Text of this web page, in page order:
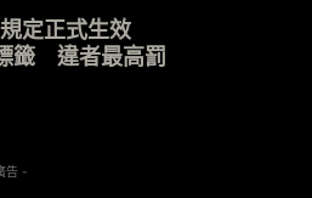
定正式生效
籤 違者最高罰
告 -